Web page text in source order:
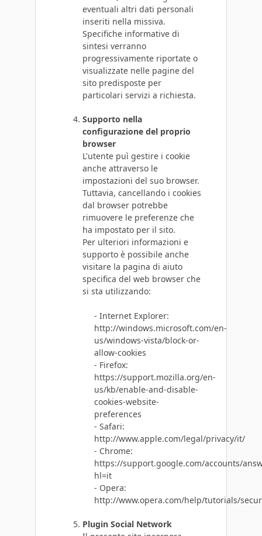
eventuali altri dati personali
inseriti nella missiva.
Specifiche informative di
sintesi verranno
progressivamente riportate o
visualizzate nelle pagine del
sito predisposte per
particolari servizi a richiesta.
Supporto nella
configurazione del proprio
browser
L'utente puì gestire i cookie
anche attraverso le
impostazioni del suo browser.
Tuttavia, cancellando i cookies
dal browser potrebbe
rimuovere le preferenze che
ha impostato per il sito.
Per ulteriori informazioni e
supporto è possibile anche
visitare la pagina di aiuto
specifica del web browser che
si sta utilizzando:
- Internet Explorer:
http://windows.microsoft.com/en-
us/windows-vista/block-or-
allow-cookies
- Firefox:
https://support.mozilla.org/en-
us/kb/enable-and-disable-
cookies-website-
preferences
- Safari:
http://www.apple.com/legal/privacy/it/
- Chrome:
https://support.google.com/accounts/
hl=it
- Opera:
http://www.opera.com/help/tutorials/
Plugin Social Network